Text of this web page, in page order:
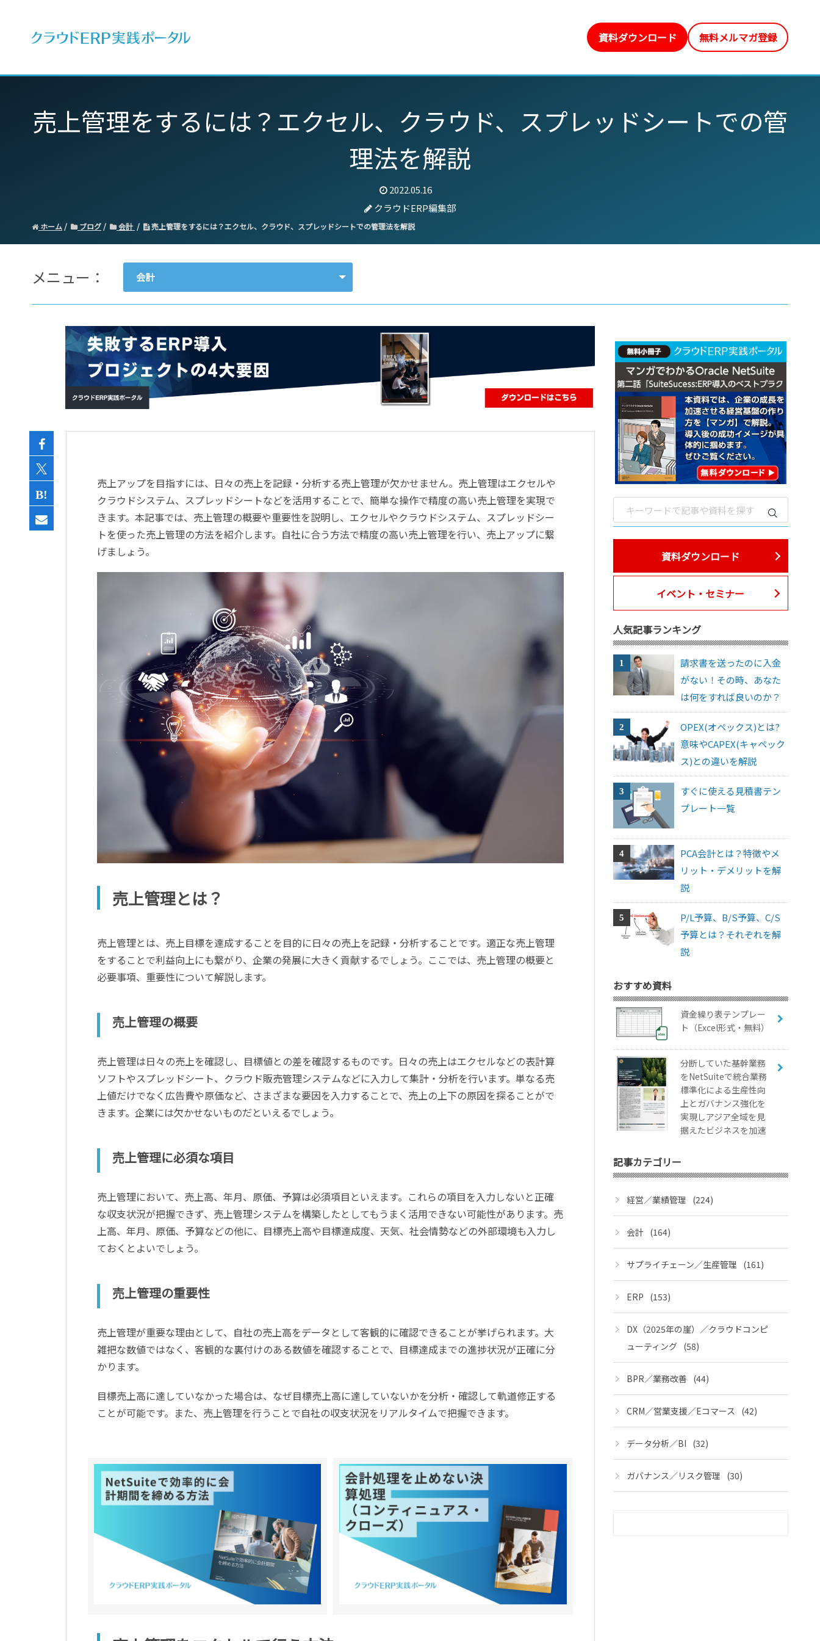
資料ダウンロード 無料メルマガ登録
売上管理をするには？エクセル、クラウド、スプレッドシートでの管
理法を解説
2022.05.16
クラウドERP編集部
ホーム ブログ 会計 売上管理をするには？エクセル、クラウド、スプレッドシートでの管理法を解説
メニュー： 会計
会計
経営／業績管理
サプライチェーン／生産管理
CRM／営業支援／Eコマース
データ分析／BI
売上アップを目指すには、日々の売上を記録・分析する売上管理が欠かせません。売上管理はエクセルや
クラウドシステム、スプレッドシートなどを活用することで、簡単な操作で精度の高い売上管理を実現で
きます。本記事では、売上管理の概要や重要性を説明し、エクセルやクラウドシステム、スプレッドシー
トを使った売上管理の方法を紹介します。自社に合う方法で精度の高い売上管理を行い、売上アップに繋
げましょう。
売上管理とは？
売上管理とは、売上目標を達成することを目的に日々の売上を記録・分析することです。適正な売上管理
をすることで利益向上にも繋がり、企業の発展に大きく貢献するでしょう。ここでは、売上管理の概要と
必要事項、重要性について解説します。
売上管理の概要
売上管理は日々の売上を確認し、目標値との差を確認するものです。日々の売上はエクセルなどの表計算
ソフトやスプレッドシート、クラウド販売管理システムなどに入力して集計・分析を行います。単なる売
上値だけでなく広告費や原価など、さまざまな要因を入力することで、売上の上下の原因を探ることがで
きます。企業には欠かせないものだといえるでしょう。
売上管理に必須な項目
売上管理において、売上高、年月、原価、予算は必須項目といえます。これらの項目を入力しないと正確
な収支状況が把握できず、売上管理システムを構築したとしてもうまく活用できない可能性があります。売
上高、年月、原価、予算などの他に、目標売上高や目標達成度、天気、社会情勢などの外部環境も入力し
ておくとよいでしょう。
売上管理の重要性
売上管理が重要な理由として、自社の売上高をデータとして客観的に確認できることが挙げられます。大
雑把な数値ではなく、客観的な裏付けのある数値を確認することで、目標達成までの進捗状況が正確に分
かります。
目標売上高に達していなかった場合は、なぜ目標売上高に達していないかを分析・確認して軌道修正する
ことが可能です。また、売上管理を行うことで自社の収支状況をリアルタイムで把握できます。
資料ダウンロード
イベント・セミナー
人気記事ランキング
請求書を送ったのに入金
がない！その時、あなた
は何をすれば良いのか？
OPEX(オペックス)とは?
意味やCAPEX(キャペック
ス)との違いを解説
すぐに使える見積書テン
プレート一覧
PCA会計とは？特徴やメ
リット・デメリットを解
説
P/L予算、B/S予算、C/S
予算とは？それぞれを解
説
おすすめ資料
資金繰り表テンプレー
ト（Excel形式・無料）
分断していた基幹業務
をNetSuiteで統合業務
標準化による生産性向
上とガバナンス強化を
実現しアジア全域を見
据えたビジネスを加速
記事カテゴリー
経営／業績管理 (224)
会計 (164)
サプライチェーン／生産管理 (161)
ERP (153)
DX（2025年の崖）／クラウドコンピ
ューティング (58)
BPR／業務改善 (44)
CRM／営業支援／Eコマース (42)
データ分析／BI (32)
ガバナンス／リスク管理 (30)